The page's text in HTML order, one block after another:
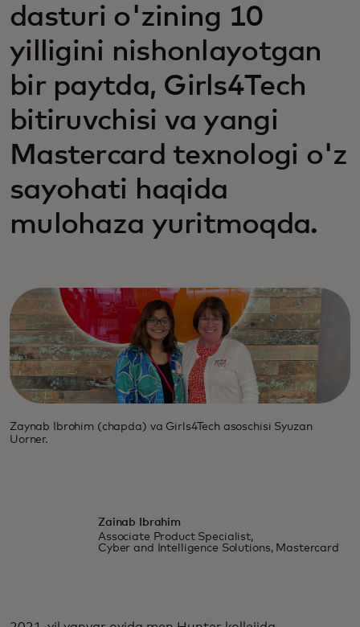
dasturi o'zining 10
yilligini nishonlayotgan
bir paytda, Girls4Tech
bitiruvchisi va yangi
Mastercard texnologi o'z
sayohati haqida
mulohaza yuritmoqda.
Zaynab Ibrohim (chapda) va Girls4Tech asoschisi Syuzan
Uorner.
Zainab Ibrahim
Associate Product Specialist,
Cyber and Intelligence Solutions, Mastercard